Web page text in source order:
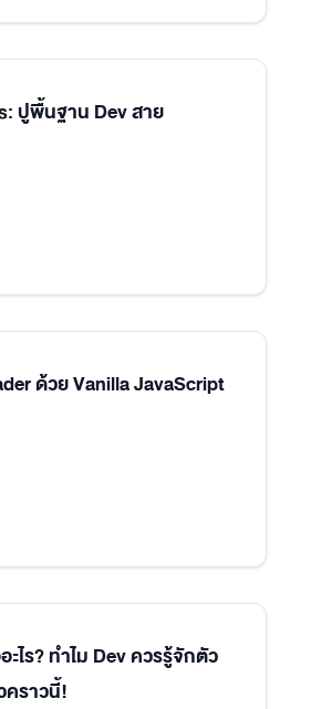
ปูพื้นฐาน Dev สาย
ด้วย Vanilla JavaScript
ไร? ทำไม Dev ควรรู้จักตัว
คราวนี้!